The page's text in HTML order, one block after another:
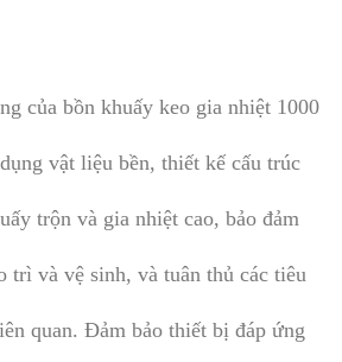
của bồn khuấy keo gia nhiệt 1000
vật liệu bền, thiết kế cấu trúc
trộn và gia nhiệt cao, bảo đảm
trì và vệ sinh, và tuân thủ các tiêu
quan. Đảm bảo thiết bị đáp ứng